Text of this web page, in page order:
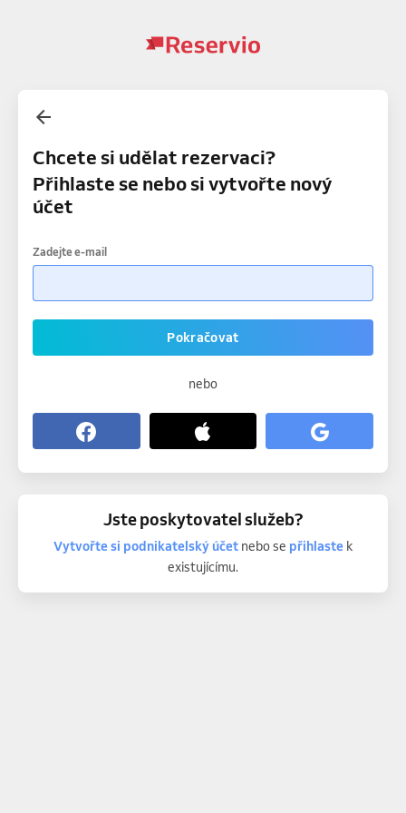
Chcete si udělat rezervaci?
Přihlaste se nebo si vytvořte nový
účet
Zadejte e-mail
Pokračovat
nebo
Jste poskytovatel služeb?
Vytvořte si podnikatelský účetnebo se přihlastek
existujícímu.